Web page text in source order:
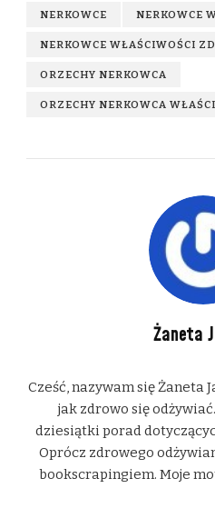
NERKOWCE NERKOWCE
NERKOWCE WŁAŚCIWOŚCI
ORZECHY NERKOWCA
ORZECHY NERKOWCA
Żaneta
Cześć, nazywam się Żaneta
jak zdrowo się
dziesiątki porad
Oprócz zdrowego
bookscrapingiem. Moje